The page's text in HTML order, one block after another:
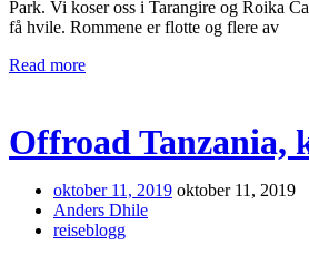
Park. Vi koser oss i Tarangire og Roika
få hvile. Rommene er flotte og flere av
Read more
Offroad Tanzania,
oktober 11, 2019 oktober 11, 2019
Anders Dhile
reiseblogg